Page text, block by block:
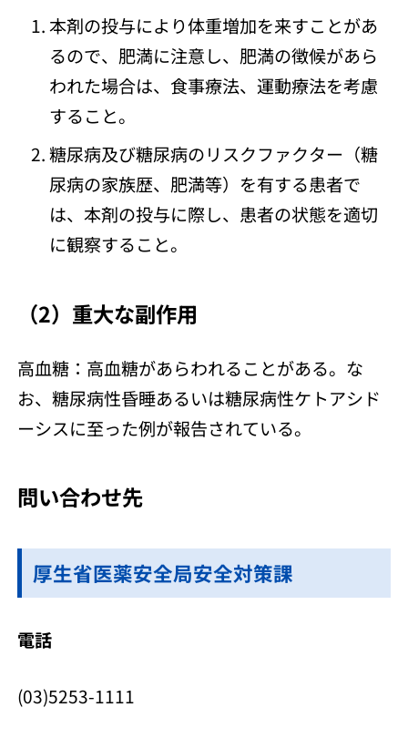
本剤の投与により体重増加を来すことがあ
るので、肥満に注意し、肥満の徴候があら
われた場合は、食事療法、運動療法を考慮
すること。
糖尿病及び糖尿病のリスクファクター（糖
尿病の家族歴、肥満等）を有する患者で
は、本剤の投与に際し、患者の状態を適切
に観察すること。
（2）重大な副作用
高血糖：高血糖があらわれることがある。な
お、糖尿病性昏睡あるいは糖尿病性ケトアシド
ーシスに至った例が報告されている。
問い合わせ先
厚生省医薬安全局安全対策課
電話
(03)5253-1111